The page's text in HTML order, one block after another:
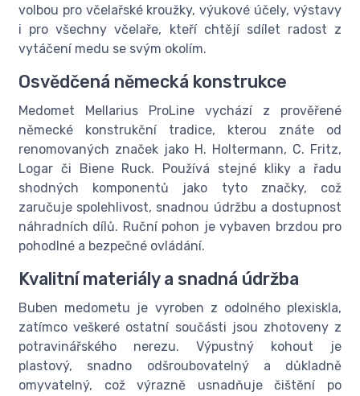
volbou pro včelařské kroužky, výukové účely, výstavy
i pro všechny včelaře, kteří chtějí sdílet radost z
vytáčení medu se svým okolím.
Osvědčená německá konstrukce
Medomet Mellarius ProLine vychází z prověřené
německé konstrukční tradice, kterou znáte od
renomovaných značek jako H. Holtermann, C. Fritz,
Logar či Biene Ruck. Používá stejné kliky a řadu
shodných komponentů jako tyto značky, což
zaručuje spolehlivost, snadnou údržbu a dostupnost
náhradních dílů. Ruční pohon je vybaven brzdou pro
pohodlné a bezpečné ovládání.
Kvalitní materiály a snadná údržba
Buben medometu je vyroben z odolného plexiskla,
zatímco veškeré ostatní součásti jsou zhotoveny z
potravinářského nerezu. Výpustný kohout je
plastový, snadno odšroubovatelný a důkladně
omyvatelný, což výrazně usnadňuje čištění po